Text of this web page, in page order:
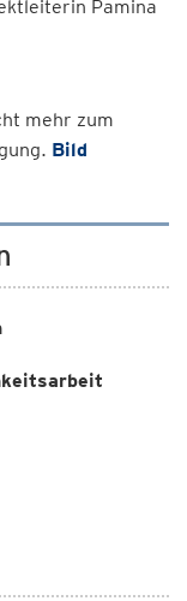
Pamina
mehr zum
Bild